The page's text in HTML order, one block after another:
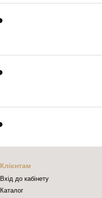
Клієнтам
Вхід до кабінету
Каталог